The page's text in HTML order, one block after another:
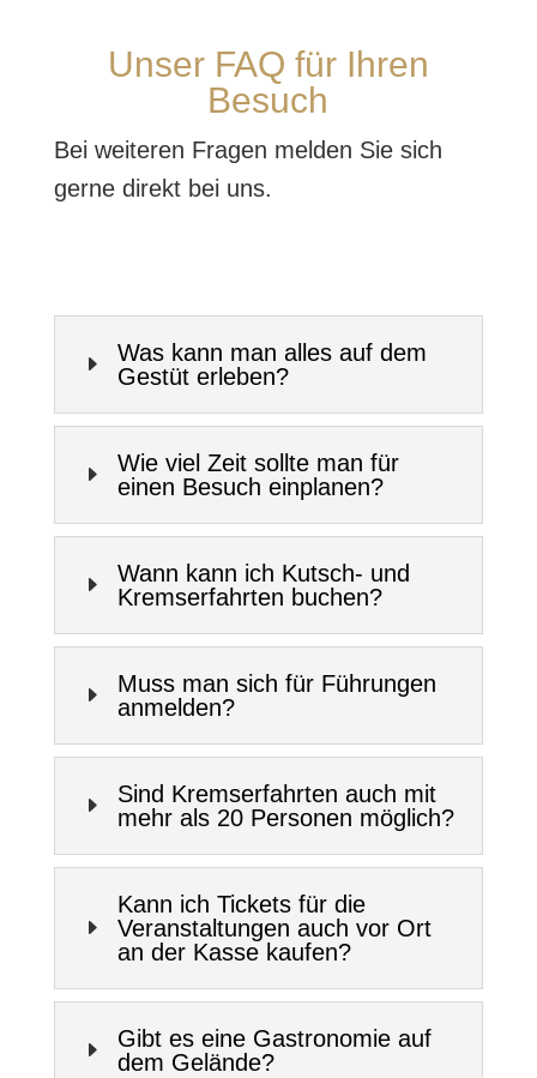
Unser FAQ für Ihren
Besuch
Bei weiteren Fragen melden Sie sich
gerne direkt bei uns.
E
Was kann man alles auf dem
Gestüt erleben?
E
Wie viel Zeit sollte man für
einen Besuch einplanen?
E
Wann kann ich Kutsch- und
Kremserfahrten buchen?
E
Muss man sich für Führungen
anmelden?
E
Sind Kremserfahrten auch mit
mehr als 20 Personen möglich?
E
Kann ich Tickets für die
Veranstaltungen auch vor Ort
an der Kasse kaufen?
E
Gibt es eine Gastronomie auf
dem Gelände?